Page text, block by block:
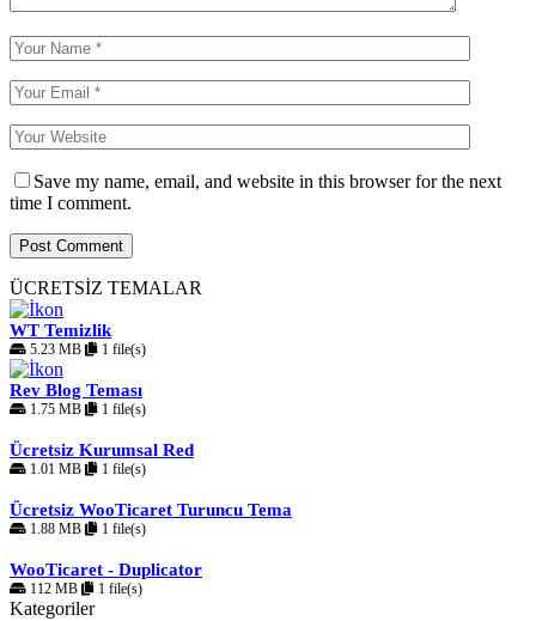
Save my name, email, and website in this browser for the next
time I comment.
ÜCRETSİZ TEMALAR
WT Temizlik
5.23 MB 1 file(s)
Rev Blog Teması
1.75 MB 1 file(s)
Ücretsiz Kurumsal Red
1.01 MB 1 file(s)
Ücretsiz WooTicaret Turuncu Tema
1.88 MB 1 file(s)
WooTicaret - Duplicator
112 MB 1 file(s)
Kategoriler